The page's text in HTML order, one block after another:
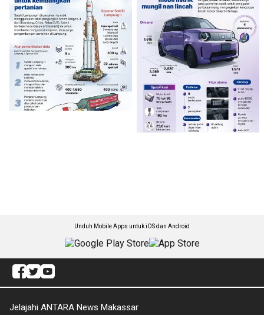
Unduh Mobile Apps untuk iOS dan Android
Jelajahi ANTARA News Makassar